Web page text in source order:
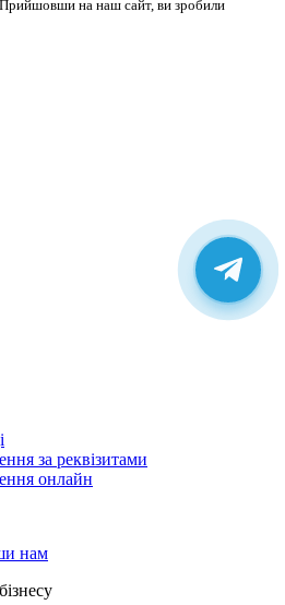
Прийшовши на наш сайт, ви зробили
за реквізитами
онлайн
нам